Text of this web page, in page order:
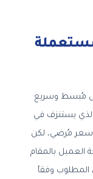
مُبسط وسريع
يستنزف في
سعر مُرضي، لكن
العميل بالمقام
المطلوب وفقاً